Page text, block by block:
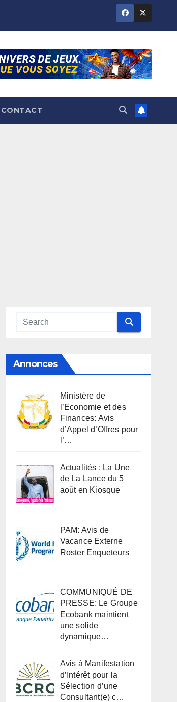
CONTACT
Annonces
Ministère de
l’Economie et des
Finances: Avis
d’Appel d’Offres pour
l’…
Actualités : La Une
de La Lance du 5
août en Kiosque
PAM: Avis de
Vacance Externe
Roster Enqueteurs
COMMUNIQUÉ DE
PRESSE: Le Groupe
Ecobank maintient
une solide
dynamique…
Avis à Manifestation
d’Intérêt pour la
Sélection d’une
Consultant(e) c…